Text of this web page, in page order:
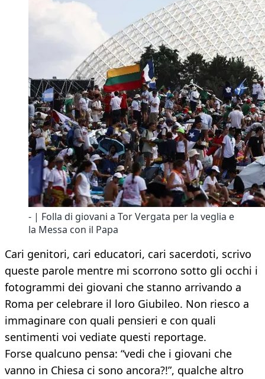
- | Folla di giovani a Tor Vergata per la veglia e
la Messa con il Papa
Cari genitori, cari educatori, cari sacerdoti, scrivo
queste parole mentre mi scorrono sotto gli occhi i
fotogrammi dei giovani che stanno arrivando a
Roma per celebrare il loro Giubileo. Non riesco a
immaginare con quali pensieri e con quali
sentimenti voi vediate questi reportage.
Forse qualcuno pensa: “vedi che i giovani che
vanno in Chiesa ci sono ancora?!”, qualche altro